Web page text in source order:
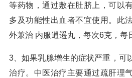
等药物，通过敷在肚脐上，可以
多及功能性出血者不宜使用。此
外兼治 内服逍遥丸，每次6克，每
3、如果乳腺增生的症状严重，可
治疗。中医治疗主要通过疏肝理